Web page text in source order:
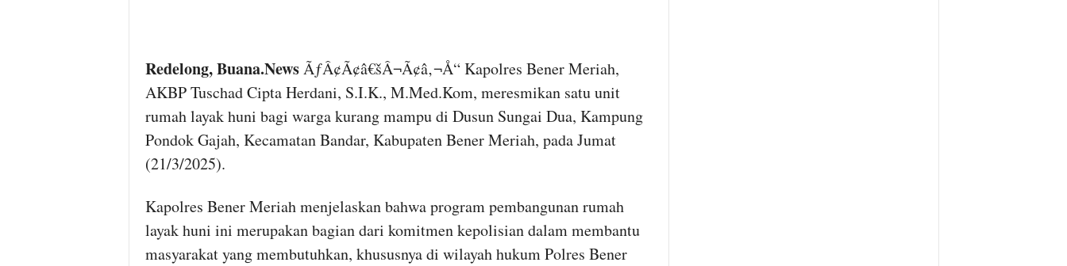
Redelong, Buana.NewsÃƒÂ¢Ã¢â€šÂ¬Ã¢â‚¬Å“ Kapolres Bener Meriah,
AKBP Tuschad Cipta Herdani, S.I.K., M.Med.Kom, meresmikan satu unit
rumah layak huni bagi warga kurang mampu di Dusun Sungai Dua, Kampung
Pondok Gajah, Kecamatan Bandar, Kabupaten Bener Meriah, pada Jumat
(21/3/2025).
Kapolres Bener Meriah menjelaskan bahwa program pembangunan rumah
layak huni ini merupakan bagian dari komitmen kepolisian dalam membantu
masyarakat yang membutuhkan, khususnya di wilayah hukum Polres Bener